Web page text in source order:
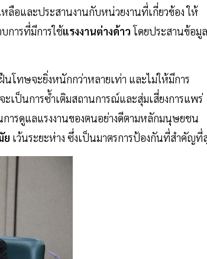
หลือและประสานงานกับหน่วยงานที่เกี่ยวข้อง ให้
การที่มีการใช้แรงงานต่างด้าวโดยประสานข้อมูล
โทษจะยิ่งหนักกว่าหลายเท่า และไม่ให้มีการ
ะเป็นการซ้ำเติมสถานการณ์และสุ่มเสี่ยงการแพร่
ารดูแลแรงงานของตนอย่างดีตามหลักมนุษยชน
ย เว้นระยะห่าง ซึ่งเป็นมาตรการป้องกันที่สำคัญที่